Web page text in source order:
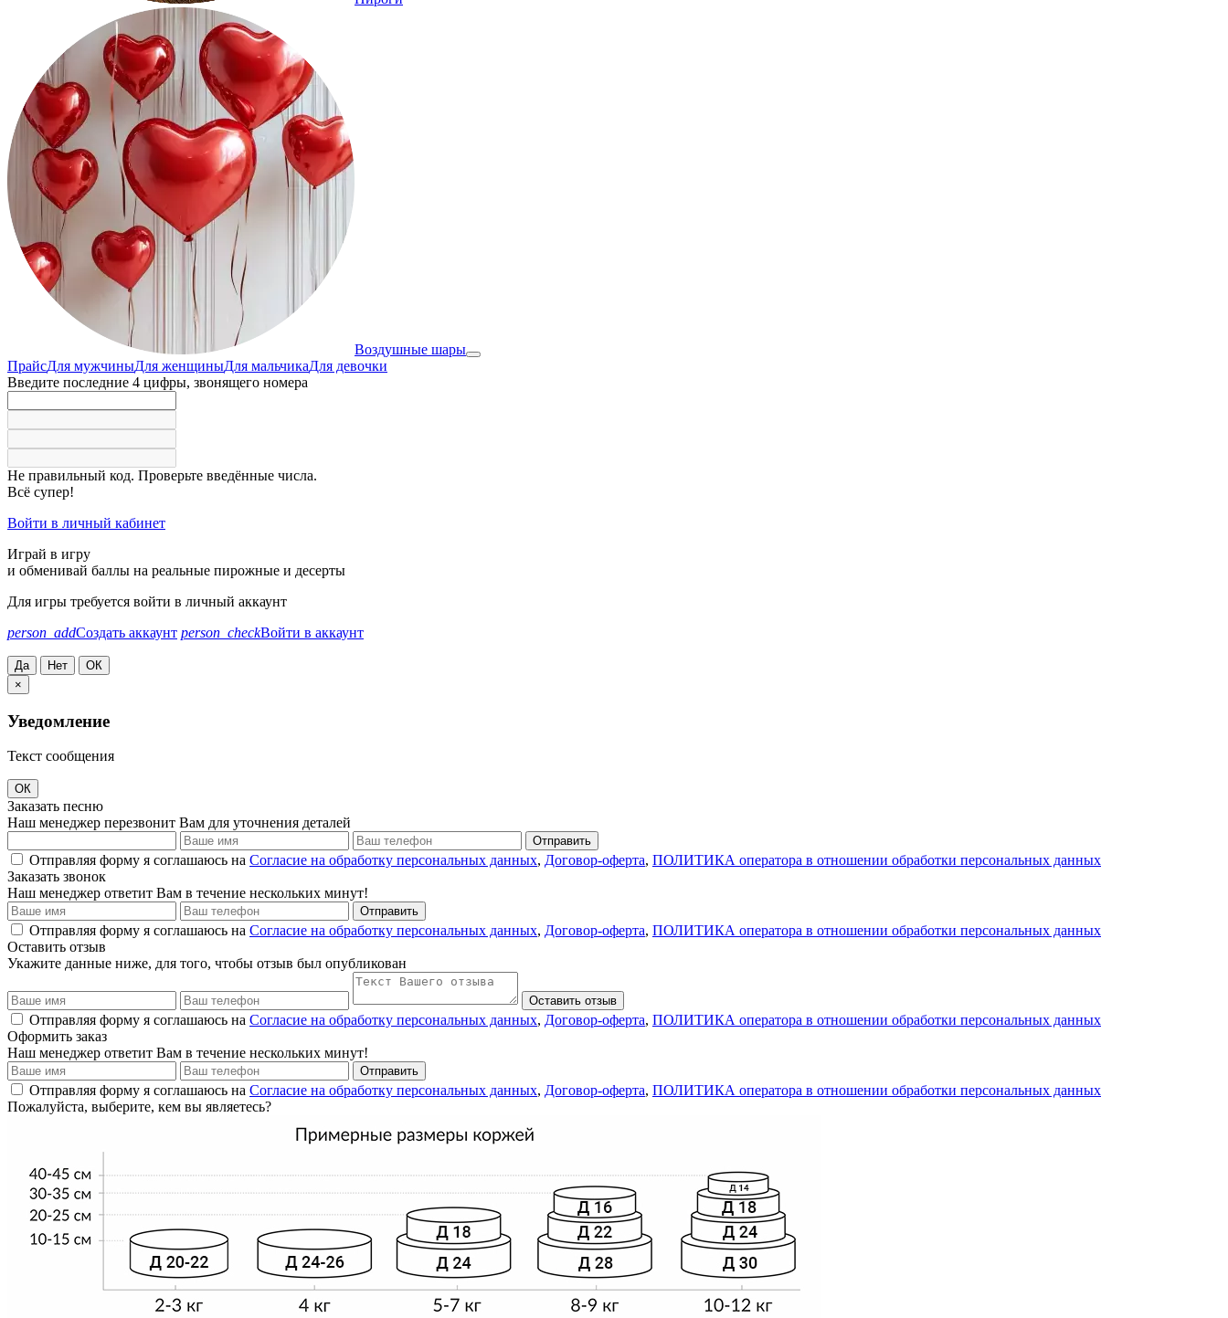
Воздушные шары
ПрайсДля мужчиныДля женщиныДля мальчикаДля девочки
Введите последние 4 цифры, звонящего номера
Не правильный код. Проверьте введённые числа.
Всё супер!
Войти в личный кабинет
Играй в игру
и обменивай баллы на реальные пирожные и десерты
Для игры требуется войти в личный аккаунт
person_addСоздать аккаунт person_checkВойти в аккаунт
Да Нет
ОК
×
Уведомление
Текст сообщения
ОК
Заказать песню
Наш менеджер перезвонит Вам для уточнения деталей
Отправить
Отправляя форму я соглашаюсь на Согласие на обработку персональных данных, Договор-оферта, ПОЛИТИКА оператора в отношении обработки персональных данных
Заказать звонок
Наш менеджер ответит Вам в течение нескольких минут!
Отправить
Отправляя форму я соглашаюсь на Согласие на обработку персональных данных, Договор-оферта, ПОЛИТИКА оператора в отношении обработки персональных данных
Оставить отзыв
Укажите данные ниже, для того, чтобы отзыв был опубликован
Оставить отзыв
Отправляя форму я соглашаюсь на Согласие на обработку персональных данных, Договор-оферта, ПОЛИТИКА оператора в отношении обработки персональных данных
Оформить заказ
Наш менеджер ответит Вам в течение нескольких минут!
Отправить
Отправляя форму я соглашаюсь на Согласие на обработку персональных данных, Договор-оферта, ПОЛИТИКА оператора в отношении обработки персональных данных
Пожалуйста, выберите, кем вы являетесь?